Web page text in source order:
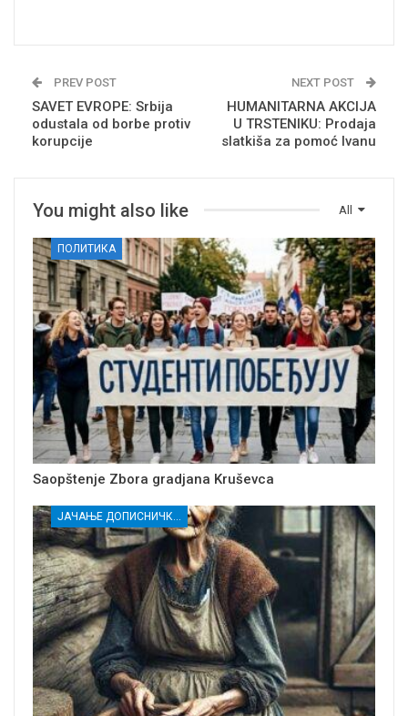
PREV POST
SAVET EVROPE: Srbija
odustala od borbe protiv
korupcije
NEXT POST
HUMANITARNA AKCIJA
U TRSTENIKU: Prodaja
slatkiša za pomoć Ivanu
All
You might also like
ПОЛИТИКА
Saopštenje Zbora gradjana Kruševca